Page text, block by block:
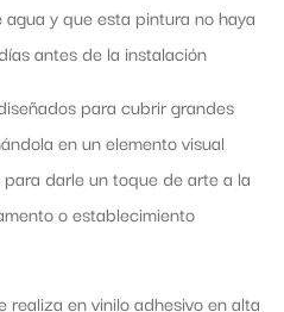
y que esta pintura no haya
antes de la instalación
para cubrir grandes
en un elemento visual
darle un toque de arte a la
o establecimiento
realiza en vinilo adhesivo en alta